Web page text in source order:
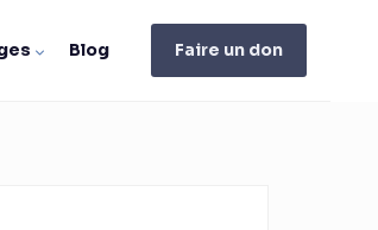
Blog Faire un don